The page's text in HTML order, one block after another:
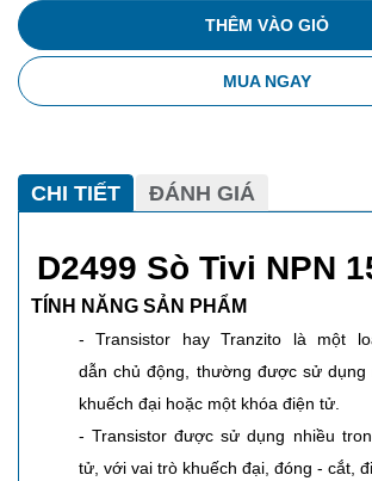
THÊM VÀO GIỎ
MUA NGAY
CHI TIẾT ĐÁNH GIÁ
D2499 Sò Tivi NPN
TÍNH NĂNG SẢN PHẨM
- Transistor hay Tranzito là một
dẫn chủ động, thường được sử
khuếch đại hoặc một khóa điện tử.
- Transistor được sử dụng nhiều
tử, với vai trò khuếch đại, đóng - cắt,